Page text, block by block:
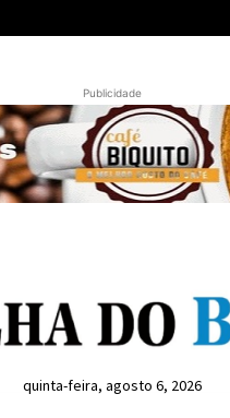
Publicidade
quinta-feira, agosto 6, 2026